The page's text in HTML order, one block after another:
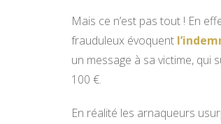
Mais ce n’est pas tout ! En
frauduleux évoquent
un message à sa victime, qui
100 €.
En réalité les arnaqueurs